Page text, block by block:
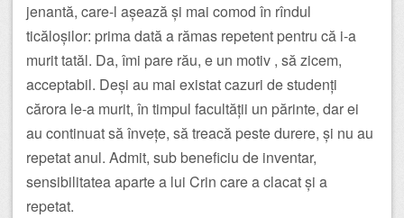
jenantă, care-l așează și mai comod în rîndul
ticăloșilor: prima dată a rămas repetent pentru că i-a
murit tatăl. Da, îmi pare rău, e un motiv , să zicem,
acceptabil. Deși au mai existat cazuri de studenți
cărora le-a murit, în timpul facultății un părinte, dar ei
au continuat să învețe, să treacă peste durere, și nu au
repetat anul. Admit, sub beneficiu de inventar,
sensibilitatea aparte a lui Crin care a clacat și a
repetat.